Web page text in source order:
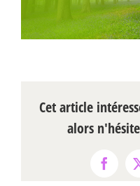
Cet article
alors